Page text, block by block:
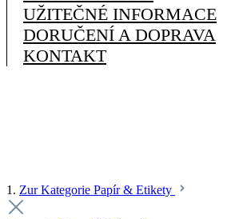
UŽITEČNÉ INFORMACE
DORUČENÍ A DOPRAVA
KONTAKT
1. Zur Kategorie Papír & Etikety